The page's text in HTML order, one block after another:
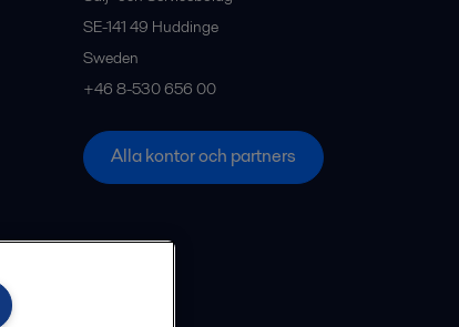
SE-141 49 Huddinge
Sweden
+46 8-530 656 00
Alla kontor och partners